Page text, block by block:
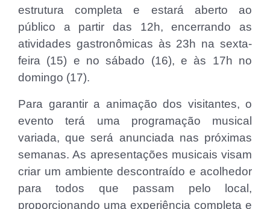
estrutura completa e estará aberto ao
público a partir das 12h, encerrando as
atividades gastronômicas às 23h na sexta-
feira (15) e no sábado (16), e às 17h no
domingo (17).
Para garantir a animação dos visitantes, o
evento terá uma programação musical
variada, que será anunciada nas próximas
semanas. As apresentações musicais visam
criar um ambiente descontraído e acolhedor
para todos que passam pelo local,
proporcionando uma experiência completa e